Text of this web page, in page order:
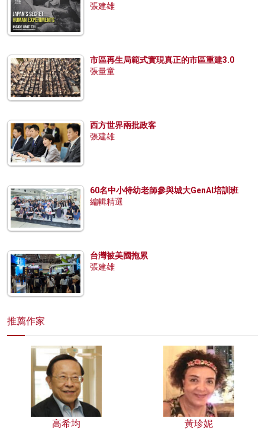
張建雄
市區再生局範式實現真正的市區重建3.0
張量童
西方世界兩批政客
張建雄
60名中小特幼老師參與城大GenAI培訓班
編輯精選
台灣被美國拖累
張建雄
推薦作家
高希均 黃珍妮